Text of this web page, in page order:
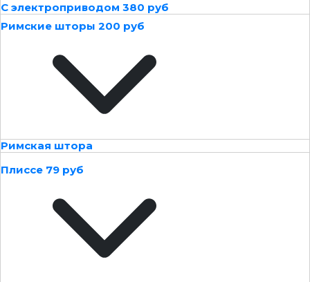
С электроприводом 380 руб
Римские шторы 200 руб
Римская штора
Плиссе 79 руб